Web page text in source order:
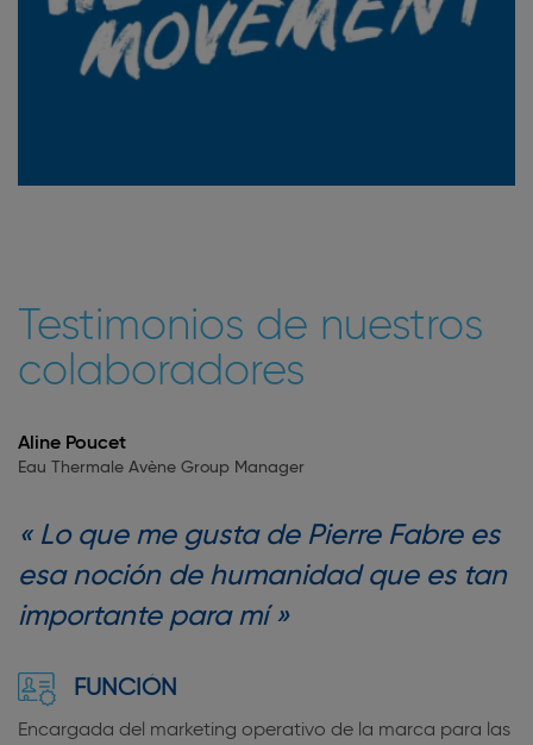
Testimonios de nuestros
colaboradores
Aline Poucet
Eau Thermale Avène Group Manager
Lo que me gusta de Pierre Fabre es
esa noción de humanidad que es tan
importante para mí
FUNCIÓN
Encargada del marketing operativo de la marca para las